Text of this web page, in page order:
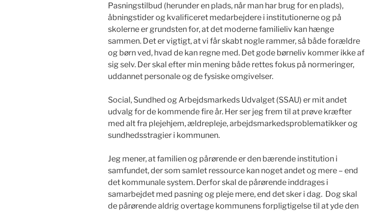
Pasningstilbud (herunder en plads, når man har brug for en plads),
åbningstider og kvalificeret medarbejdere i institutionerne og på
skolerne er grundsten for, at det moderne familieliv kan hænge
sammen. Det er vigtigt, at vi får skabt nogle rammer, så både forældre
og børn ved, hvad de kan regne med. Det gode børneliv kommer ikke af
sig selv. Der skal efter min mening både rettes fokus på normeringer,
uddannet personale og de fysiske omgivelser.
Social, Sundhed og Arbejdsmarkeds Udvalget (SSAU) er mit andet
udvalg for de kommende fire år. Her ser jeg frem til at prøve kræfter
med alt fra plejehjem, ældrepleje, arbejdsmarkedsproblematikker og
sundhedsstragier i kommunen.
Jeg mener, at familien og pårørende er den bærende institution i
samfundet, der som samlet ressource kan noget andet og mere – end
det kommunale system. Derfor skal de pårørende inddrages i
samarbejdet med pasning og pleje mere, end det sker i dag. Dog skal
de pårørende aldrig overtage kommunens forpligtigelse til at yde den